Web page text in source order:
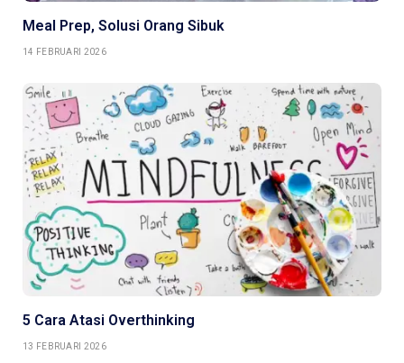
Meal Prep, Solusi Orang Sibuk
14 FEBRUARI 2026
5 Cara Atasi Overthinking
13 FEBRUARI 2026